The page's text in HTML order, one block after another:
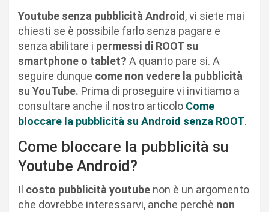
Youtube senza pubblicità Android, vi siete mai
chiesti se è possibile farlo senza pagare e
senza abilitare i permessi di ROOT su
smartphone o tablet? A quanto pare si. A
seguire dunque come non vedere la pubblicità
su YouTube. Prima di proseguire vi invitiamo a
consultare anche il nostro articolo Come
bloccare la pubblicità su Android senza ROOT.
Come bloccare la pubblicità su
Youtube Android?
Il costo pubblicità youtube non è un argomento
che dovrebbe interessarvi, anche perchè non